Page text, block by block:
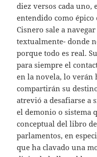
diez versos cada uno,
entendido como
Cisnero sale a
textualmente- donde
porque todo es real.
para siempre el
en la novela, lo verán
compartirán su
atrevió a desafiarse a
el demonio o sistema
conceptual del libro
parlamentos, en
que ha clavado una